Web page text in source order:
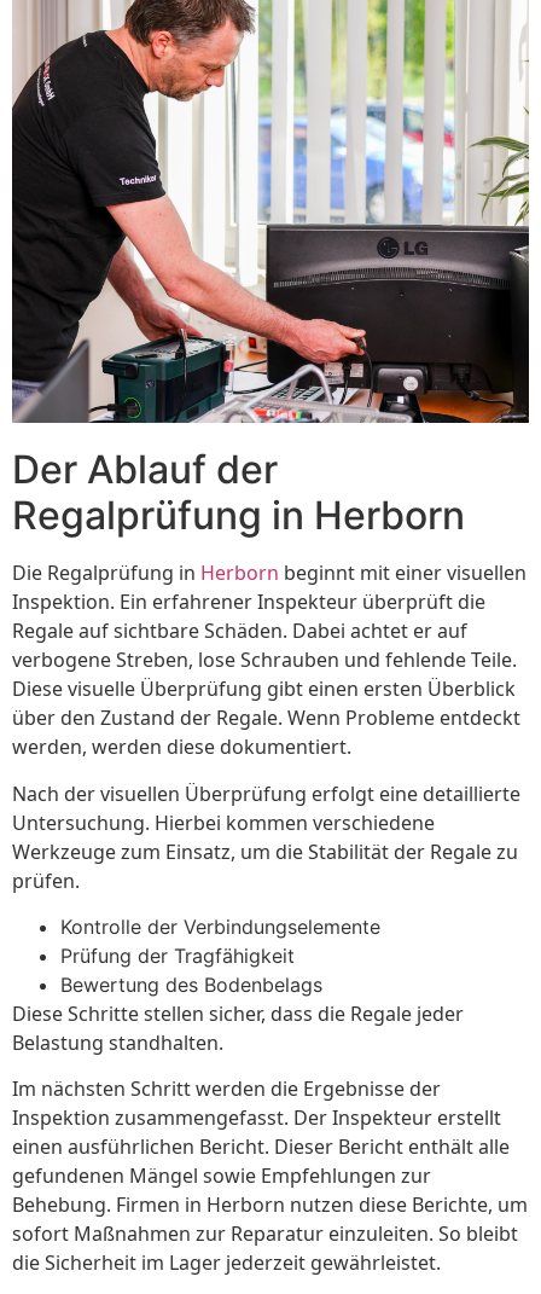
Der Ablauf der
Regalprüfung in Herborn
Die Regalprüfung in Herborn beginnt mit einer visuellen
Inspektion. Ein erfahrener Inspekteur überprüft die
Regale auf sichtbare Schäden. Dabei achtet er auf
verbogene Streben, lose Schrauben und fehlende Teile.
Diese visuelle Überprüfung gibt einen ersten Überblick
über den Zustand der Regale. Wenn Probleme entdeckt
werden, werden diese dokumentiert.
Nach der visuellen Überprüfung erfolgt eine detaillierte
Untersuchung. Hierbei kommen verschiedene
Werkzeuge zum Einsatz, um die Stabilität der Regale zu
prüfen.
Kontrolle der Verbindungselemente
Prüfung der Tragfähigkeit
Bewertung des Bodenbelags
Diese Schritte stellen sicher, dass die Regale jeder
Belastung standhalten.
Im nächsten Schritt werden die Ergebnisse der
Inspektion zusammengefasst. Der Inspekteur erstellt
einen ausführlichen Bericht. Dieser Bericht enthält alle
gefundenen Mängel sowie Empfehlungen zur
Behebung. Firmen in Herborn nutzen diese Berichte, um
sofort Maßnahmen zur Reparatur einzuleiten. So bleibt
die Sicherheit im Lager jederzeit gewährleistet.